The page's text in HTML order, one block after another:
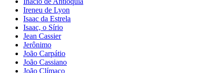
Ireneu de Lyon
Isaac da Estrela
Isaac, o Sírio
Jean Cassier
Jerônimo
João Carpátio
João Cassiano
João Clímaco